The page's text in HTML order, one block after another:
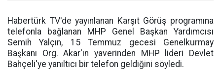
Habertürk TV'de yayınlanan Karşıt Görüş programına
telefonla bağlanan MHP Genel Başkan Yardımcısı
Semih Yalçın, 15 Temmuz gecesi Genelkurmay
Başkanı Org. Akar'ın yaverinden MHP lideri Devlet
Bahçeli'ye yanıltıcı bir telefon geldiğini söyledi.